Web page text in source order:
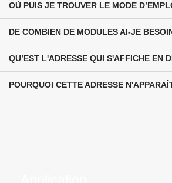
OÙ PUIS JE TROUVER LE MODE
DE COMBIEN DE MODULES AI-JE
QU’EST L'ADRESSE QUI S'AFFICHE EN
POURQUOI CETTE ADRESSE